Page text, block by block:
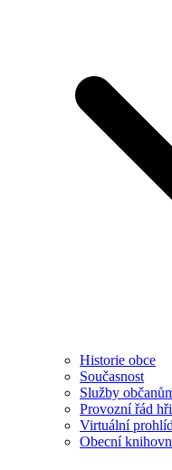
Historie obce
Současnost
Služby
Provozní řád
Virtuální
Obecní